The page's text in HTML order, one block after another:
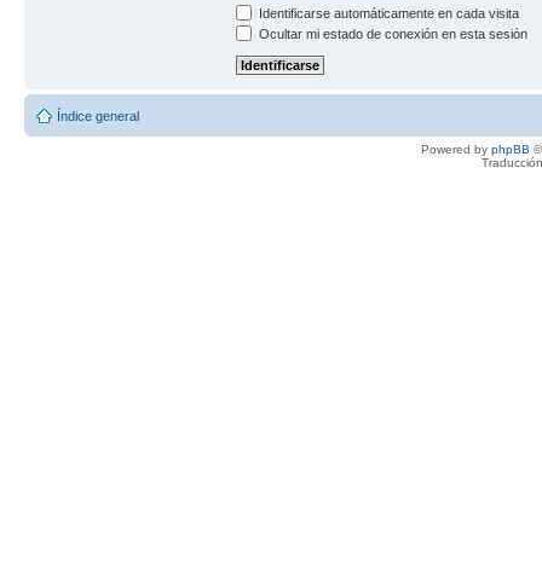
Identificarse automáticamente en cada visita
Ocultar mi estado de conexión en esta sesión
Índice general
Powered by phpBB